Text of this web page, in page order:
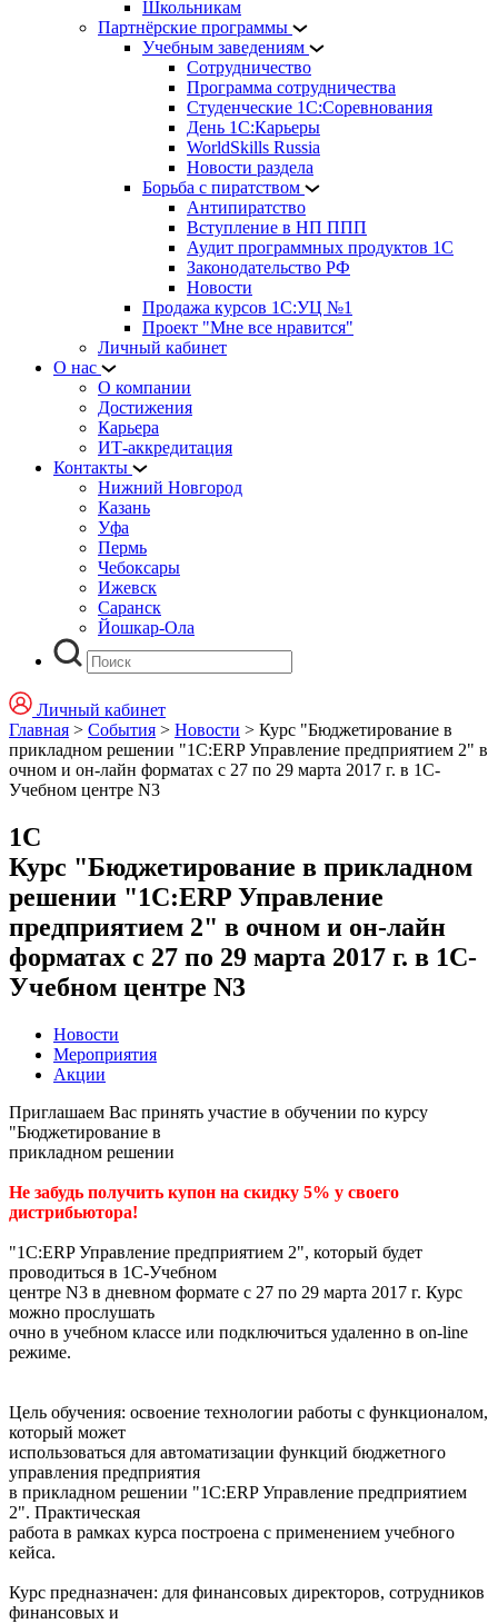
Школьникам
Партнёрские программы
Учебным заведениям
Сотрудничество
Программа сотрудничества
Студенческие 1С:Соревнования
День 1С:Карьеры
WorldSkills Russia
Новости раздела
Борьба с пиратством
Антипиратство
Вступление в НП ППП
Аудит программных продуктов 1С
Законодательство РФ
Новости
Продажа курсов 1С:УЦ №1
Проект "Мне все нравится"
Личный кабинет
О нас
О компании
Достижения
Карьера
ИТ-аккредитация
Контакты
Нижний Новгород
Казань
Уфа
Пермь
Чебоксары
Ижевск
Саранск
Йошкар-Ола
Личный кабинет
Главная > События > Новости > Курс "Бюджетирование в
прикладном решении "1С:ERP Управление предприятием 2" в
очном и он-лайн форматах с 27 по 29 марта 2017 г. в 1С-
Учебном центре N3
1С
Курс "Бюджетирование в прикладном
решении "1С:ERP Управление
предприятием 2" в очном и он-лайн
форматах с 27 по 29 марта 2017 г. в 1С-
Учебном центре N3
Новости
Мероприятия
Акции
Приглашаем Вас принять участие в обучении по курсу
"Бюджетирование в
прикладном решении
Не забудь получить купон на скидку 5% у своего
дистрибьютора!
"1С:ERP Управление предприятием 2", который будет
проводиться в 1С-Учебном
центре N3 в дневном формате с 27 по 29 марта 2017 г. Курс
можно прослушать
очно в учебном классе или подключиться удаленно в on-line
режиме.
Цель обучения: освоение технологии работы с функционалом,
который может
использоваться для автоматизации функций бюджетного
управления предприятия
в прикладном решении "1С:ERP Управление предприятием
2". Практическая
работа в рамках курса построена с применением учебного
кейса.
Курс предназначен: для финансовых директоров, сотрудников
финансовых и